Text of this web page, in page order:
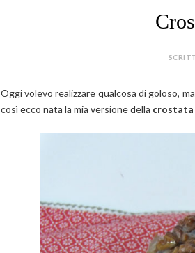
Oggi volevo realizzare qualcosa di goloso,
così ecco nata la mia versione della crostata